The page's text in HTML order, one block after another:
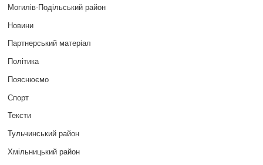
Могилів-Подільський район
Новини
Партнерський матеріал
Політика
Пояснюємо
Спорт
Тексти
Тульчинський район
Хмільницький район